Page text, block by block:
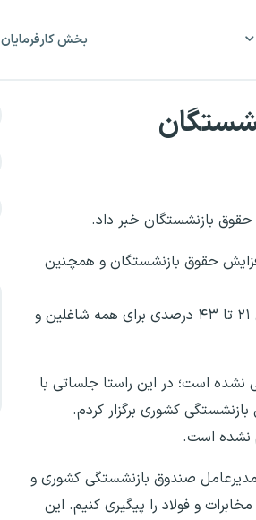
بخش کارفرمایان
حقوق بازنشستگان خبر داد.
حقوق بازنشستگان و همچنین
مجتبی یوسفی در گفت‌وگو با ایسنا با اشاره به مصوبه بودجه سال ۱۴۰۵ گفت: مقرر شده بود افزایش حقوق ۲۱ تا ۴۳ درصدی برای همه شاغلین و
نشده است؛ در این راستا جلساتی با
کشوری برگزار کردم.
نشده است.
مدیرعامل صندوق بازنشستگی کشوری و
و فولاد را پیگیری کنیم. این